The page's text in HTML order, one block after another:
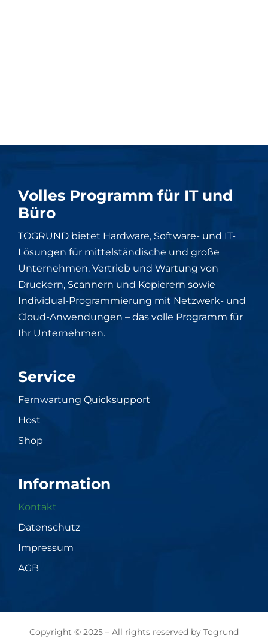
Volles Programm für IT und
Büro
TOGRUND bietet Hardware, Software- und IT-
Lösungen für mittelständische und große
Unternehmen. Vertrieb und Wartung von
Druckern, Scannern und Kopierern sowie
Individual-Programmierung mit Netzwerk- und
Cloud-Anwendungen – das volle Programm für
Ihr Unternehmen.
Service
Fernwartung Quicksupport
Host
Shop
Information
Kontakt
Datenschutz
Impressum
AGB
Copyright © 2025 – All rights reserved by Togrund